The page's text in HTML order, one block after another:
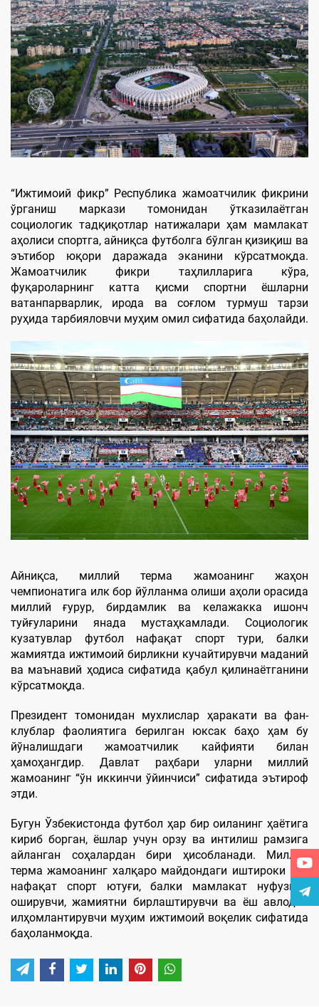
“Ижтимоий фикр” Республика жамоатчилик фикрини
ўрганиш маркази томонидан ўтказилаётган
социологик тадқиқотлар натижалари ҳам мамлакат
аҳолиси спортга, айниқса футболга бўлган қизиқиш ва
эътибор юқори даражада эканини кўрсатмоқда.
Жамоатчилик фикри таҳлилларига кўра,
фуқароларнинг катта қисми спортни ёшларни
ватанпарварлик, ирода ва соғлом турмуш тарзи
руҳида тарбияловчи муҳим омил сифатида баҳолайди.
Айниқса, миллий терма жамоанинг жаҳон
чемпионатига илк бор йўлланма олиши аҳоли орасида
миллий ғурур, бирдамлик ва келажакка ишонч
туйғуларини янада мустаҳкамлади. Социологик
кузатувлар футбол нафақат спорт тури, балки
жамиятда ижтимоий бирликни кучайтирувчи маданий
ва маънавий ҳодиса сифатида қабул қилинаётганини
кўрсатмоқда.
Президент томонидан мухлислар ҳаракати ва фан-
клублар фаолиятига берилган юксак баҳо ҳам бу
йўналишдаги жамоатчилик кайфияти билан
ҳамоҳангдир. Давлат раҳбари уларни миллий
жамоанинг “ўн иккинчи ўйинчиси” сифатида эътироф
этди.
Бугун Ўзбекистонда футбол ҳар бир оиланинг ҳаётига
кириб борган, ёшлар учун орзу ва интилиш рамзига
айланган соҳалардан бири ҳисобланади. Миллий
терма жамоанинг халқаро майдондаги иштироки эса
нафақат спорт ютуғи, балки мамлакат нуфузини
оширувчи, жамиятни бирлаштирувчи ва ёш авлодни
илҳомлантирувчи муҳим ижтимоий воқелик сифатида
баҳоланмоқда.